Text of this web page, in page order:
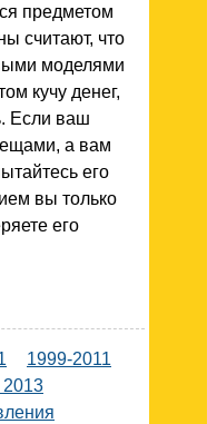
предметом
считают, что
моделями
кучу денег,
Если ваш
а вам
его
вы только
его
1999-2011
2013